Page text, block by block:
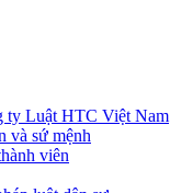
ty Luật HTC Việt Nam
và sứ mệnh
viên